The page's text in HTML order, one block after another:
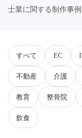
士業に関する制作事
すべて EC
不動産 介護
教育 整骨院
飲食